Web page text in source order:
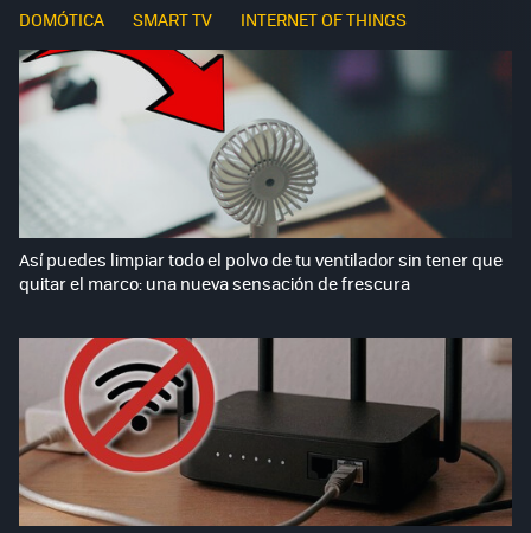
DOMÓTICA SMART TV INTERNET OF THINGS
Así puedes limpiar todo el polvo de tu ventilador sin tener que
quitar el marco: una nueva sensación de frescura